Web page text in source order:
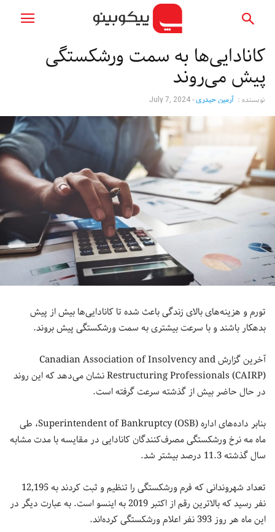
کانادایی‌ها به سمت ورشکستگی
پیش می‌روند
نویسنده : آرمین حیدری-
July 7, 2024
تورم و هزینه‌های بالای زندگی باعث شده تا کانادایی‌ها بیش از پیش
بدهکار باشند و با سرعت بیشتری به سمت ورشکستگی پیش بروند.
آخرین گزارش Canadian Association of Insolvency and
Restructuring Professionals (CAIRP) نشان می‌دهد که این روند
در حال حاضر بیش از گذشته سرعت گرفته است.
بنابر داده‌های اداره Superintendent of Bankruptcy (OSB)، طی
ماه مه نرخ ورشکستگی مصرف‌کنندگان کانادایی در مقایسه با مدت مشابه
سال گذشته 11.3 درصد بیشتر شد.
تعداد شهروندانی که فرم ورشکستگی را تنظیم و ثبت کردند به 12,195
نفر رسید که بالاترین رقم از اکتبر 2019 به اینسو است. به عبارت دیگر در
این ماه هر روز 393 نفر اعلام ورشکستگی کرده‌اند.